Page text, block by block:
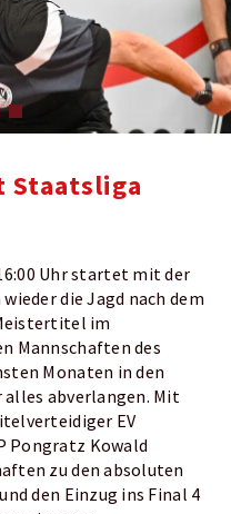
Staatsliga
Uhr startet mit der
die Jagd nach dem
im
Mannschaften des
Monaten in den
alles abverlangen. Mit
EV
Pongratz Kowald
zu den absoluten
den Einzug ins Final 4